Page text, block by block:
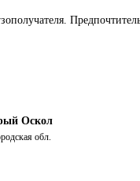
Оскол
обл.